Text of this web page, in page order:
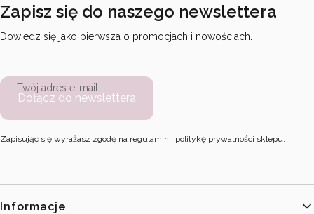
Zapisz się do naszego newslettera
Dowiedz się jako pierwsza o promocjach i nowościach.
Twój adres e-mail
Dołącz do newslettera
Zapisując się wyrażasz zgodę na regulamin i politykę prywatności sklepu.
Linki w stopce
Informacje